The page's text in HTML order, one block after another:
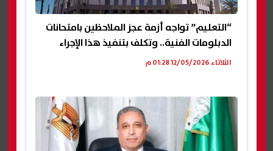
“التعليم” تواجه أزمة عجز الملاحظين بامتحانات
الدبلومات الفنية.. وتكلف بتنفيذ هذا الإجراء
الثلاثاء 12/05/2026 01:28 م